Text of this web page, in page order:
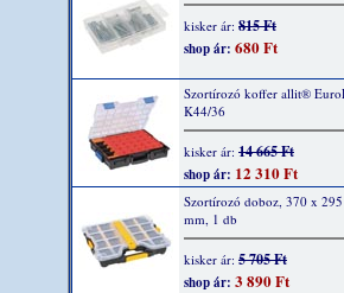
kisker ár: 815 Ft
shop ár: 680 Ft
Szortírozó koffer allit®
K44/36
kisker ár: 14 665 Ft
shop ár: 12 310 Ft
Szortírozó doboz, 370 x
mm, 1 db
kisker ár: 5 705 Ft
shop ár: 3 890 Ft